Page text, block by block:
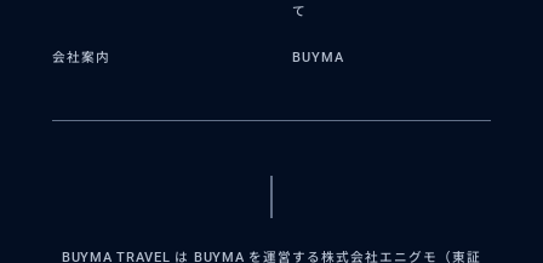
て
会社案内 BUYMA
BUYMA TRAVEL は BUYMA を運営する株式会社エニグモ（東証